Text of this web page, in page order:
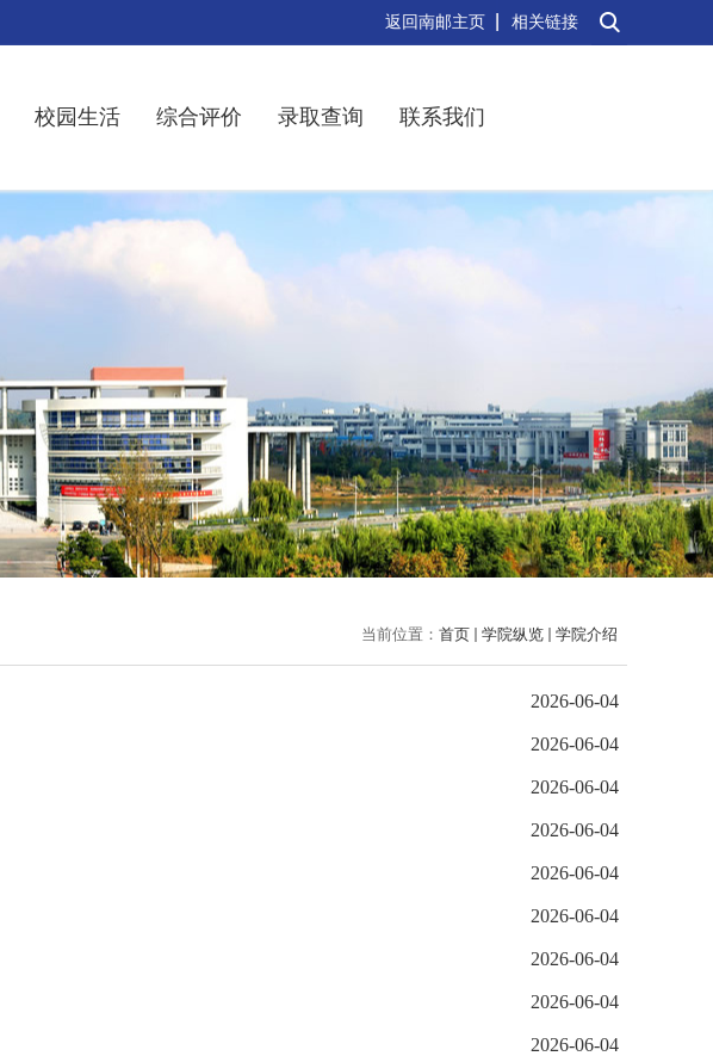
返回南邮主页 相关链接
校园生活 综合评价 录取查询 联系我们
当前位置： 首页 学院纵览 学院介绍
2026-06-04
2026-06-04
2026-06-04
2026-06-04
2026-06-04
2026-06-04
2026-06-04
2026-06-04
2026-06-04